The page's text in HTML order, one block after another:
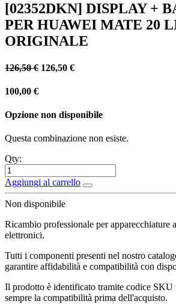
[02352DKN] DISPLAY +
PER HUAWEI MATE 20
ORIGINALE
126,50€ 126,50 €
100,00 €
Opzione non disponibile
Questa combinazione non esiste.
Qty:
Aggiungi al carrello
Non disponibile
Ricambio professionale per apparecchiature
elettronici.
Tutti i componenti presenti nel nostro
garantire affidabilità e compatibilità con
Il prodotto è identificato tramite codice
sempre la compatibilità prima dell'acquisto.